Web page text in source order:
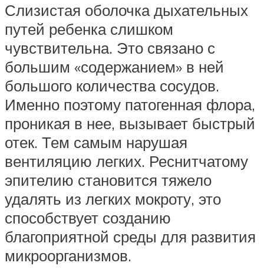
Слизистая оболочка дыхательных
путей ребенка слишком
чувствительна. Это связано с
большим «содержанием» в ней
большого количества сосудов.
Именно поэтому патогенная флора,
проникая в нее, вызывает быстрый
отек. Тем самым нарушая
вентиляцию легких. Реснитчатому
эпителию становится тяжело
удалять из легких мокроту, это
способствует созданию
благоприятной среды для развития
микроорганизмов.